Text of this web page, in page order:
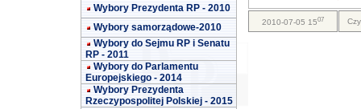
Wybory Prezydenta RP - 2010
Wybory samorządowe-2010
Wybory do Sejmu RP i Senatu
RP - 2011
Wybory do Parlamentu
Europejskiego - 2014
Wybory Prezydenta
Rzeczypospolitej Polskiej - 2015
2010-07-05 1507